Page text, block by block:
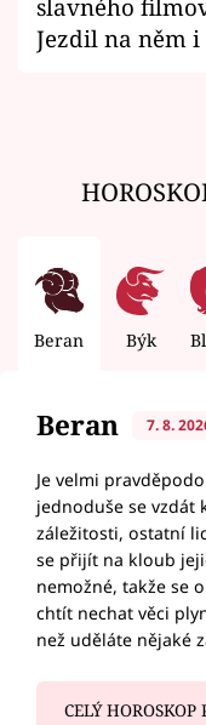
slavného
Jezdil na něm
Beran Býk
Beran 7. 8.
Je velmi
jednoduše se vzdát
záležitosti, ostatní
se přijít na kloub
nemožné, takže se
chtít nechat věci
než uděláte nějaké
CELÝ HOROSKOP